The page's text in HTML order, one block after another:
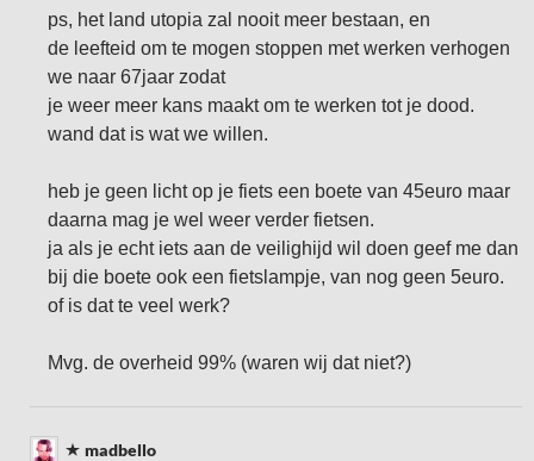
ps, het land utopia zal nooit meer bestaan, en
de leefteid om te mogen stoppen met werken verhogen
we naar 67jaar zodat
je weer meer kans maakt om te werken tot je dood.
wand dat is wat we willen.
heb je geen licht op je fiets een boete van 45euro maar
daarna mag je wel weer verder fietsen.
ja als je echt iets aan de veilighijd wil doen geef me dan
bij die boete ook een fietslampje, van nog geen 5euro.
of is dat te veel werk?
Mvg. de overheid 99% (waren wij dat niet?)
madbello